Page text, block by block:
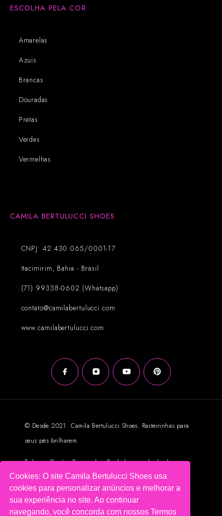
ESCOLHA PELA COR
Amarelas
Azuis
Brancas
Douradas
Pretas
Verdes
Vermelhas
CAMILA BERTULUCCI SHOES
CNPJ: 42.430.065/0001-17
Itacimirim, Bahia - Brasil
(71) 99338-0602 (Whatsapp)
contato@camilabertulucci.com
www.camilabertulucci.com
© Desde 2021. Camila Bertulucci Shoes. Rasteirinhas para
seus pés brilharem.
Todos os Direitos Reservados. Proibida reprodução das
imagens sem autorização prévia.
Loja Virtual criada por Intuitbox.com
Cookies: O site Camila Bertulucci Shoes usa
cookies para personalizar anúncios e melhorar a
sua experiência no site. Ao continuar
navegando, você concorda com nossos Termos